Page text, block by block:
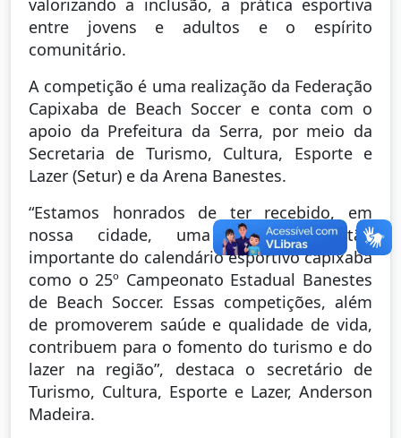
valorizando a inclusão, a prática esportiva
entre jovens e adultos e o espírito
comunitário.
A competição é uma realização da Federação
Capixaba de Beach Soccer e conta com o
apoio da Prefeitura da Serra, por meio da
Secretaria de Turismo, Cultura, Esporte e
Lazer (Setur) e da Arena Banestes.
“Estamos honrados de ter recebido, em
nossa cidade, uma competição tão
importante do calendário esportivo capixaba
como o 25º Campeonato Estadual Banestes
de Beach Soccer. Essas competições, além
de promoverem saúde e qualidade de vida,
contribuem para o fomento do turismo e do
lazer na região”, destaca o secretário de
Turismo, Cultura, Esporte e Lazer, Anderson
Madeira.